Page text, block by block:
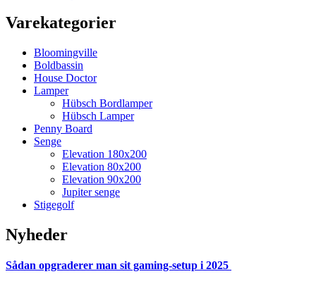
Varekategorier
Bloomingville
Boldbassin
House Doctor
Lamper
Hübsch Bordlamper
Hübsch Lamper
Penny Board
Senge
Elevation 180x200
Elevation 80x200
Elevation 90x200
Jupiter senge
Stigegolf
Nyheder
Sådan opgraderer man sit gaming-setup i 2025